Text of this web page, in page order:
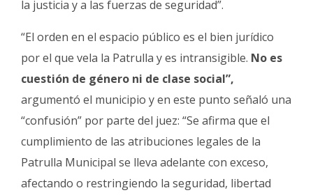
la justicia y a las fuerzas de seguridad”.
“El orden en el espacio público es el bien jurídico
por el que vela la Patrulla y es intransigible. No es
cuestión de género ni de clase social”,
argumentó el municipio y en este punto señaló una
“confusión” por parte del juez: “Se afirma que el
cumplimiento de las atribuciones legales de la
Patrulla Municipal se lleva adelante con exceso,
afectando o restringiendo la seguridad, libertad